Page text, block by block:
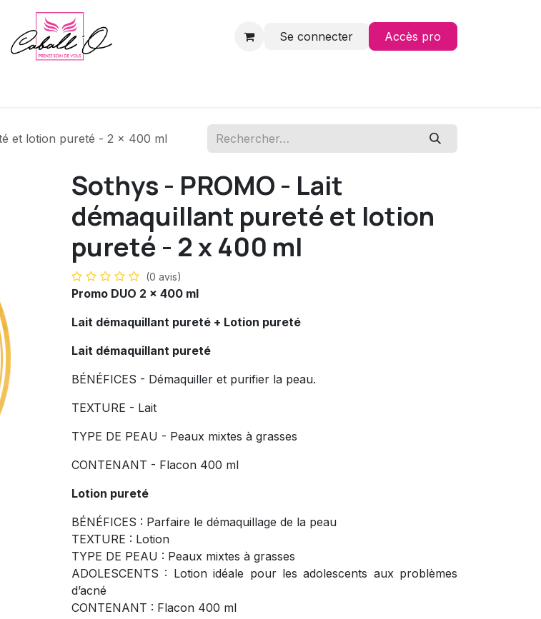
Se connecter Accès pro
et lotion pureté - 2 x 400 ml
Sothys - PROMO - Lait
démaquillant pureté et lotion
pureté - 2 x 400 ml
(0 avis)
Promo DUO 2 x 400 ml
Lait démaquillant pureté + Lotion pureté
Lait démaquillant pureté
BÉNÉFICES - Démaquiller et purifier la peau.
TEXTURE - Lait
TYPE DE PEAU - Peaux mixtes à grasses
CONTENANT - Flacon 400 ml
Lotion pureté
BÉNÉFICES : Parfaire le démaquillage de la peau
TEXTURE : Lotion
TYPE DE PEAU : Peaux mixtes à grasses
ADOLESCENTS : Lotion idéale pour les adolescents aux problèmes
d’acné
CONTENANT : Flacon 400 ml